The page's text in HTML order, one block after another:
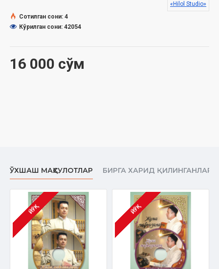
16 000 сўм
«Hilol Studio»
Сотилган сони: 4
Кўрилган сони: 42054
ЎХШАШ МАҲСУЛОТЛАР БИРГА ХАРИД ҚИЛИНГАНЛАР
ЙЎҚ ЙЎҚ